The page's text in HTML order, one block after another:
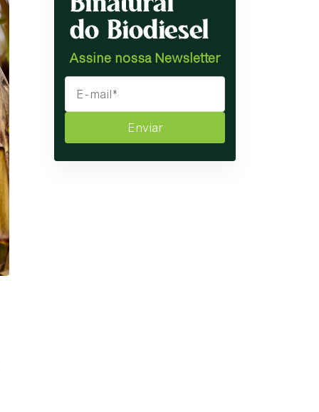
Assine nossa Newsletter
Enviar